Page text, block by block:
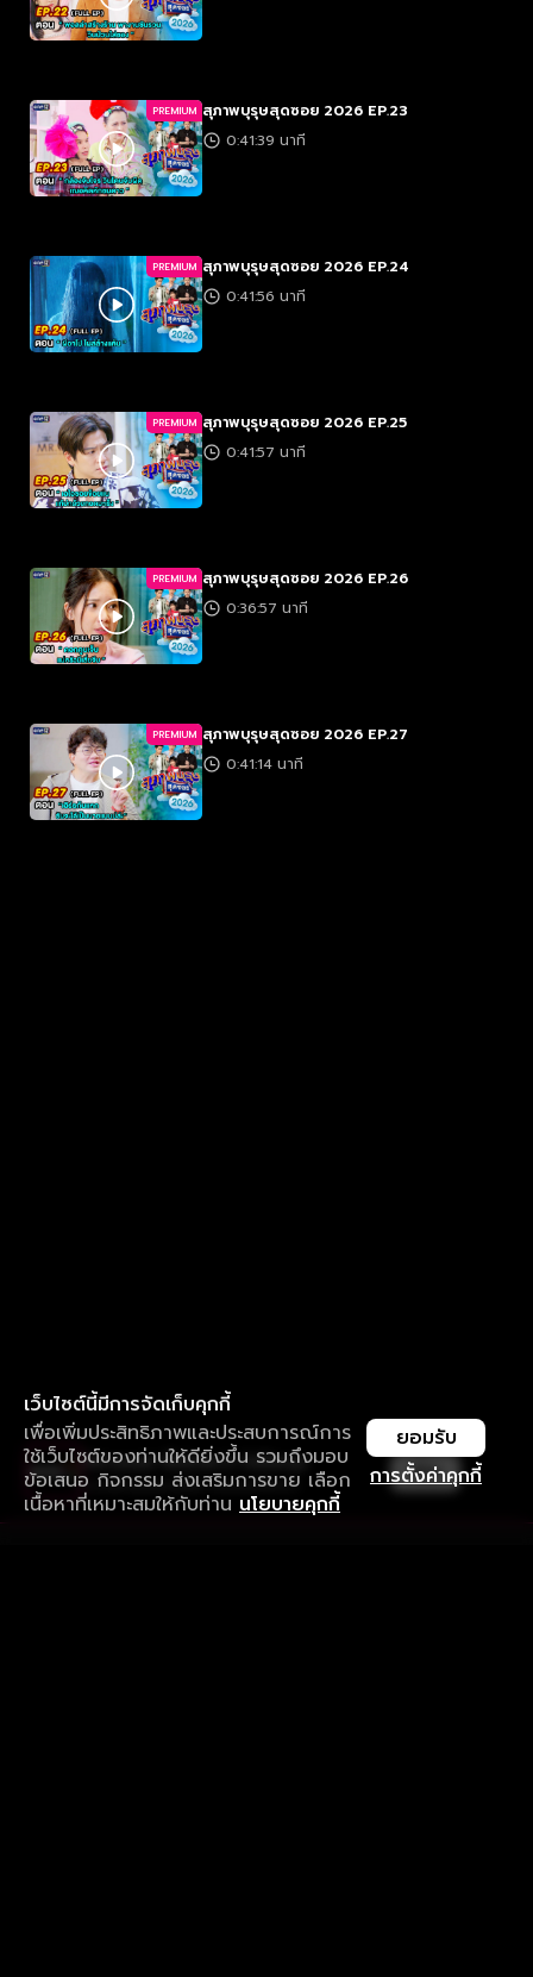
PREMIUM สุภาพบุรุษสุดซอย 2026 EP.23
0:41:39 นาที
PREMIUM สุภาพบุรุษสุดซอย 2026 EP.24
0:41:56 นาที
PREMIUM สุภาพบุรุษสุดซอย 2026 EP.25
0:41:57 นาที
PREMIUM สุภาพบุรุษสุดซอย 2026 EP.26
0:36:57 นาที
PREMIUM สุภาพบุรุษสุดซอย 2026 EP.27
0:41:14 นาที
เว็บไซต์นี้มีการจัดเก็บคุกกี้
เพื่อเพิ่มประสิทธิภาพและประสบการณ์การ
ใช้เว็บไซต์ของท่านให้ดียิ่งขึ้น รวมถึงมอบ
ข้อเสนอ กิจกรรม ส่งเสริมการขาย เลือก
เนื้อหาที่เหมาะสมให้กับท่าน นโยบายคุกกี้
การตั้งค่าคุกกี้
ยอมรับ
ใช้งานแอป ลื่นไหลกว่า ไม่มีสะดุด
ดาวน์โหลดแอปเพื่อการรับชมที่ดีกว่า เปิด